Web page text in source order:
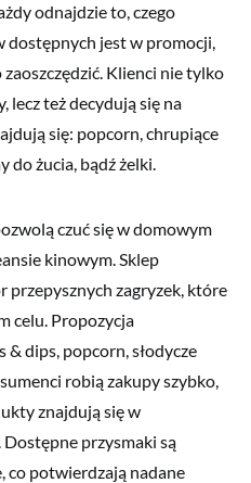
odnajdzie to, czego
jest w promocji,
Klienci nie tylko
lecz też decydują się na
się: popcorn, chrupiące
do żucia, bądź żelki.
czuć się w domowym
kinowym. Sklep
przepysznych zagryzek, które
celu. Propozycja
& dips, popcorn, słodycze
robią zakupy szybko,
znajdują się w
przysmaki są
co potwierdzają nadane